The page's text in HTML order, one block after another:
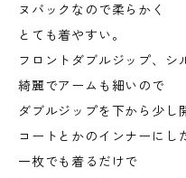
ヌバックなので柔らかく
とても着やすい。
フロントダブルジップ、シ
綺麗でアームも細いので
ダブルジップを下から少し
コートとかのインナーにし
一枚でも着るだけで